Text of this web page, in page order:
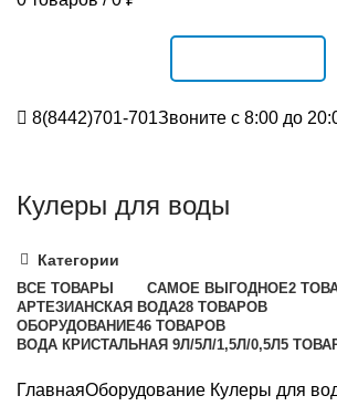
8(8442)701-701Звоните с 8:00 до
Кулеры для воды
Категории
ВСЕ ТОВАРЫ САМОЕ ВЫГОДНОЕ2
АРТЕЗИАНСКАЯ ВОДА28 ТОВАРОВ
ОБОРУДОВАНИЕ46 ТОВАРОВ
ВОДА КРИСТАЛЬНАЯ 9Л/5Л/1,5Л/0,5Л5
ГлавнаяОборудование Кулеры для